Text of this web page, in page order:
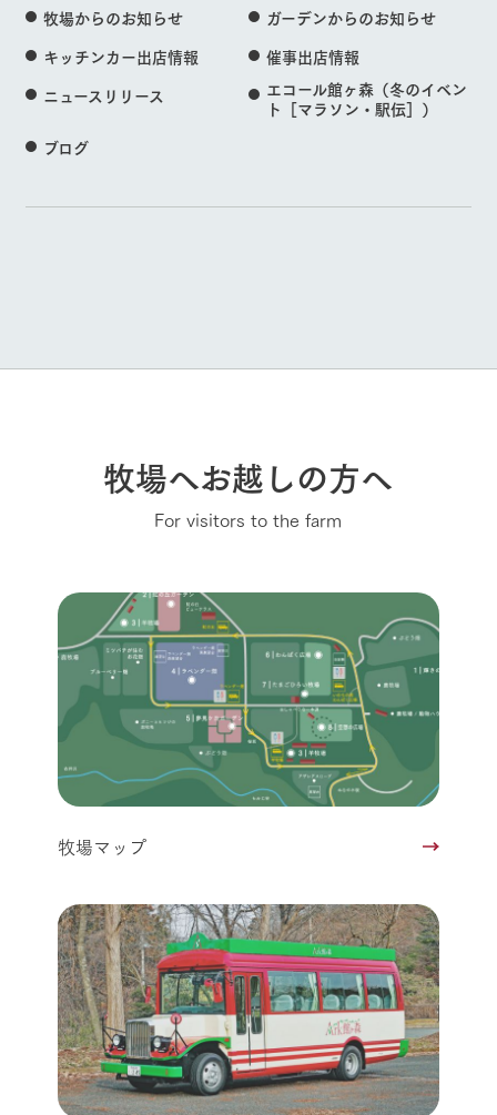
牧場からのお知らせ
ガーデンからのお知らせ
キッチンカー出店情報
催事出店情報
ニュースリリース
エコール館ヶ森（冬のイベン
ト［マラソン・駅伝］）
ブログ
牧場へお越しの方へ
For visitors to the farm
牧場マップ